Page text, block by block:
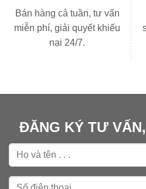
Bán hàng cả tuần, tư vấn
miễn phí, giải quyết khiếu
nại 24/7.
ĐĂNG KÝ TƯ